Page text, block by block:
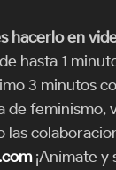
hacerlo en
hasta 1
3 minutos
de feminismo,
las
¡Anímate y